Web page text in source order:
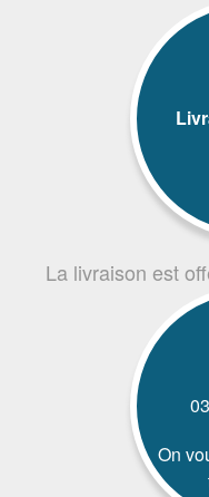
La livraison est
On